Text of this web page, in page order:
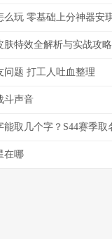
肤特效全解析与实战攻略
问题 打工人吐血整理
斗声音
在哪